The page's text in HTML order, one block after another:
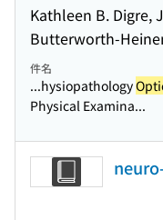
Kathleen B. Digre,
Butterworth-
件名
...hysiopathology
Physical Examina...